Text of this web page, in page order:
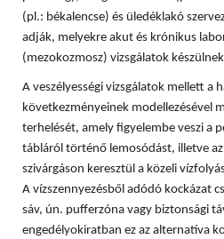
(pl.: békalencse) és üledéklakó
adják, melyekre akut és krónikus
(mezokozmosz) vizsgálatok
A veszélyességi vizsgálatok mellett a
következményeinek modellezésével
terhelését, amely figyelembe veszi a
tábláról történő lemosódást, illetve
szivárgáson keresztül a közeli
A vízszennyezésből adódó kockázat
sáv, ún. pufferzóna vagy biztonsági
engedélyokiratban ez az alternatíva